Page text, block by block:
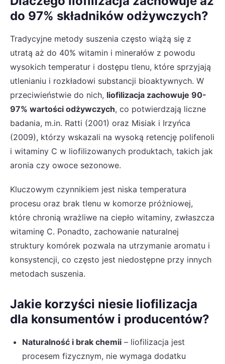
do 97% składników odżywczych?
Tradycyjne metody suszenia często wiążą się z
utratą aż do 40% witamin i minerałów z powodu
wysokich temperatur i dostępu tlenu, które sprzyjają
utlenianiu i rozkładowi substancji bioaktywnych. W
przeciwieństwie do nich, liofilizacja zachowuje 90-
97% wartości odżywczych, co potwierdzają liczne
badania, m.in. Ratti (2001) oraz Misiak i Irzyńca
(2009), którzy wskazali na wysoką retencję polifenoli
i witaminy C w liofilizowanych produktach, takich jak
aronia czy owoce sezonowe.
Kluczowym czynnikiem jest niska temperatura
procesu oraz brak tlenu w komorze próżniowej,
które chronią wrażliwe na ciepło witaminy, zwłaszcza
witaminę C. Ponadto, zachowanie naturalnej
struktury komórek pozwala na utrzymanie aromatu i
konsystencji, co często jest niedostępne przy innych
metodach suszenia.
Jakie korzyści niesie liofilizacja
dla konsumentów i producentów?
Naturalność i brak chemii – liofilizacja jest
procesem fizycznym, nie wymaga dodatku